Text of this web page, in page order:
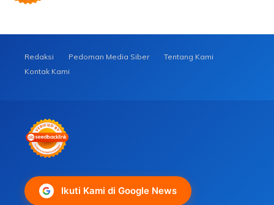
Redaksi Pedoman Media Siber
Tentang Kami
Kontak Kami
Ikuti Kami di Google News